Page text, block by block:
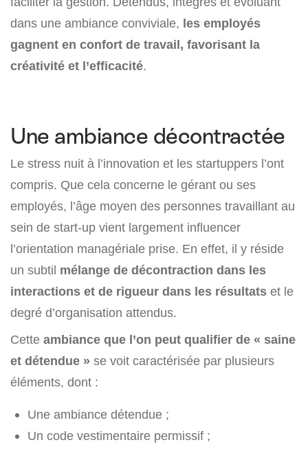
dans une ambiance conviviale, les employés
gagnent en confort de travail, favorisant la
créativité et l’efficacité.
Une ambiance décontractée
Le stress nuit à l’innovation et les startuppers l’ont
compris. Que cela concerne le gérant ou ses
employés, l’âge moyen des personnes travaillant au
sein de start-up vient largement influencer
l’orientation managériale prise. En effet, il y réside
un subtil mélange de décontraction dans les
interactions et de rigueur dans les résultats et le
degré d’organisation attendus.
Cette ambiance que l’on peut qualifier de « saine
et détendue » se voit caractérisée par plusieurs
éléments, dont :
Une ambiance détendue ;
Un code vestimentaire permissif ;